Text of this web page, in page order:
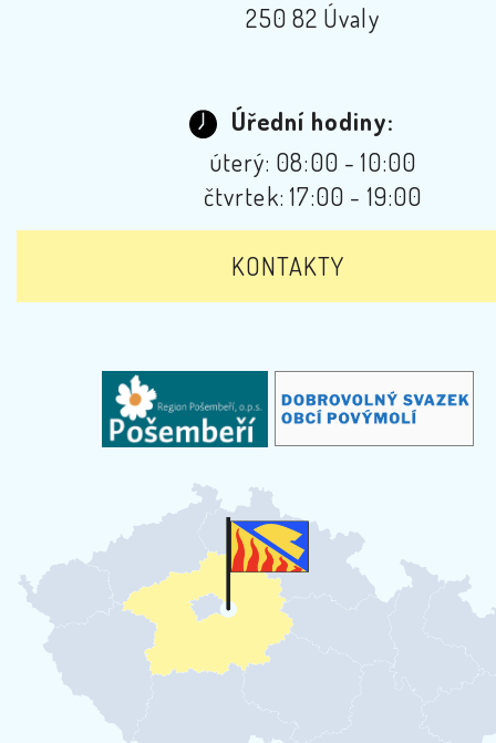
250 82 Úvaly
Úřední hodiny:
úterý: 08:00 - 10:00
čtvrtek: 17:00 - 19:00
KONTAKTY